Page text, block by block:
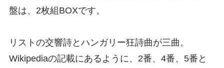
盤は、2枚組BOXです。
リストの交響詩とハンガリー狂詩曲が三曲。
Wikipediaの記載にあるように、2番、4番、5番と